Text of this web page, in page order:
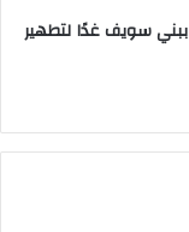
8 مناطق ببني سويف غدًا لتطهير